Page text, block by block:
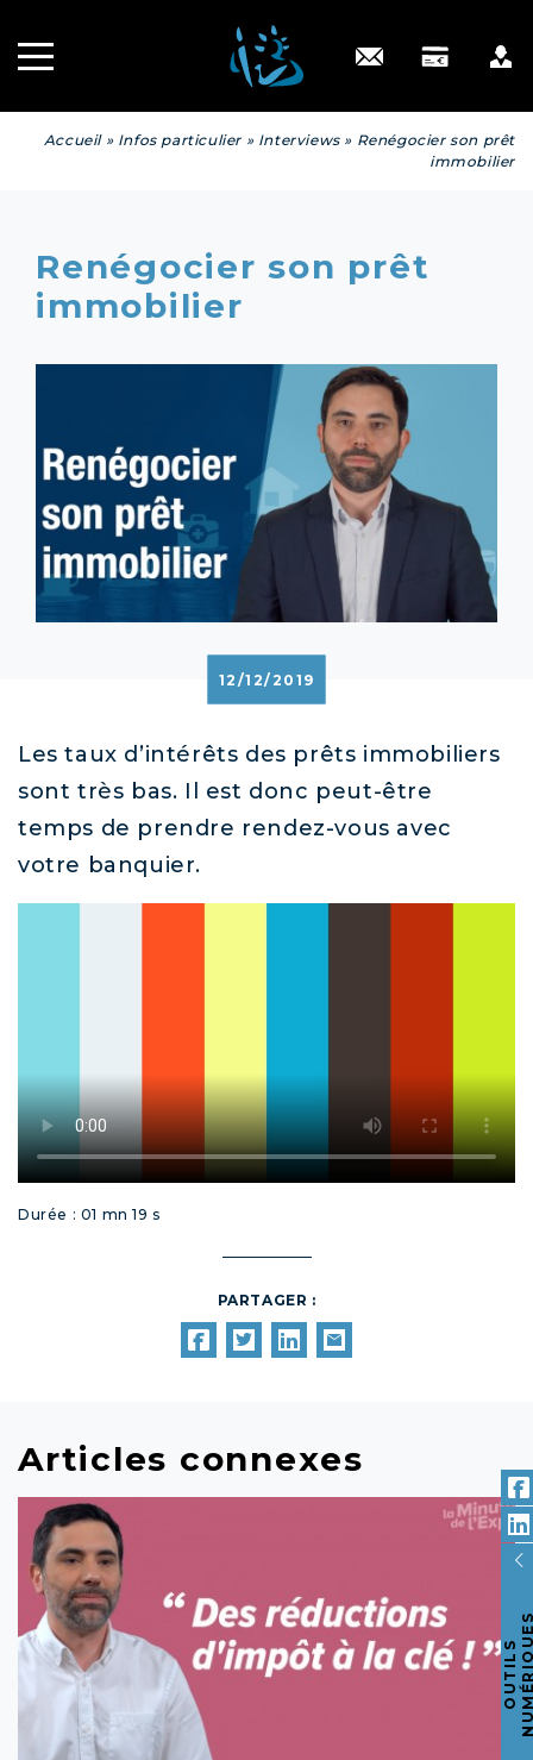
Engagé RSE
Contact
Accueil» Infos particulier» Interviews» Renégocier son prêt
immobilier
Renégocier son prêt
immobilier
12/12/2019
Les taux d’intérêts des prêts immobiliers
sont très bas. Il est donc peut-être
temps de prendre rendez-vous avec
votre banquier.
Durée : 01 mn 19 s
PARTAGER :
Articles connexes
O
U
T
I
L
S
N
U
M
É
R
I
Q
U
E